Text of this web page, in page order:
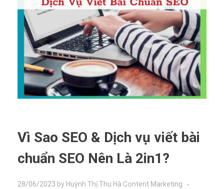
Vì Sao SEO & Dịch vụ viết bài
chuẩn SEO Nên Là 2in1?
28/06/2023 by Huỳnh Thị Thu Hà Content Marketing